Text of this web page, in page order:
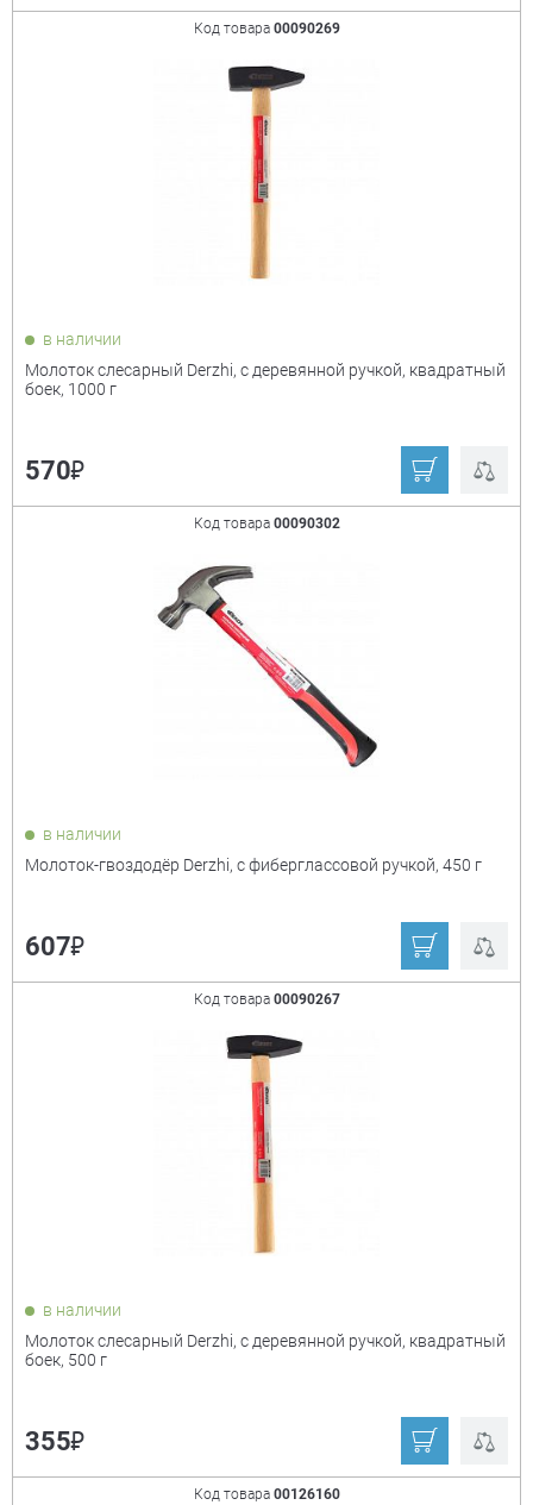
Код товара 00090269
в наличии
Молоток слесарный Derzhi, с деревянной ручкой, квадратный
боек, 1000 г
570₽
Код товара 00090302
в наличии
Молоток-гвоздодёр Derzhi, с фиберглассовой ручкой, 450 г
607₽
Код товара 00090267
в наличии
Молоток слесарный Derzhi, с деревянной ручкой, квадратный
боек, 500 г
355₽
Код товара 00126160